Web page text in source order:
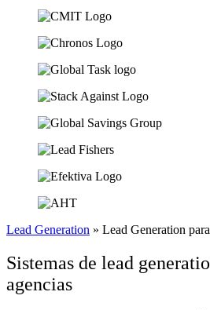
Lead Generation » Lead Generation
Sistemas de lead
agencias